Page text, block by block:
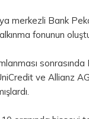
merkezli Bank
fonunun
ve Allianz